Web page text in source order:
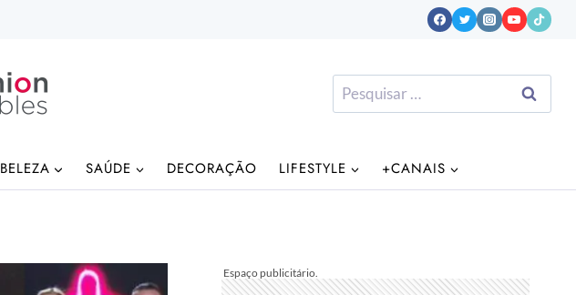
Pesquisar
por:
BELEZA SAÚDE DECORAÇÃO LIFESTYLE +CANAIS